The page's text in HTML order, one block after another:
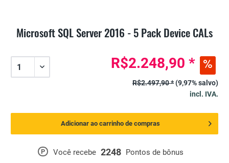
Microsoft SQL Server 2016 - 5 Pack Device CALs
P Você recebe 2248 Pontos de bônus
R$2.248,90 *
R$2.497,90 *(9,97% salvo)
incl. IVA.
Adicionar ao carrinho de compras